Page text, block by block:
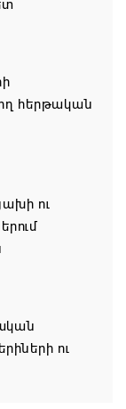
դատական
հարվածել է
հերթական
ու
ու